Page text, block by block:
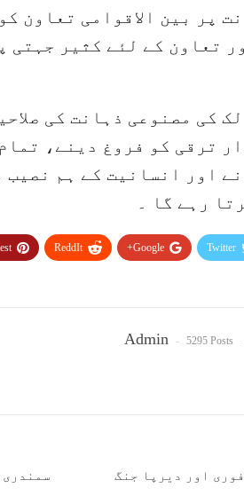
پر بین الاقوامی تعاون
تعاون کے لئے کثیر
کی مصنوعی ذہانت کی
ترقی کو فروغ دینے،
اور انسانیت کے ہم
رہے گا ۔
Twitter
Google+
ReddIt
Admin 5295 Posts
اور دیرپا جنگ